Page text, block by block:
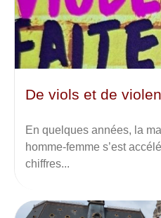
De viols et de
En quelques années, la
homme-femme s’est
chiffres...